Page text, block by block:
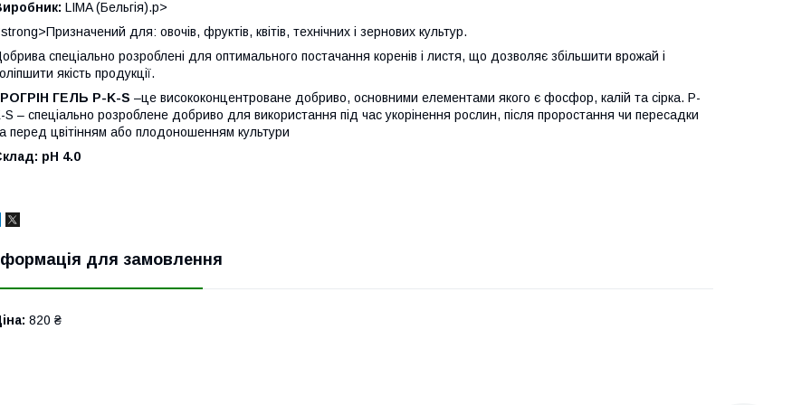
LIMA (Бельгія).p>
для: овочів, фруктів, квітів, технічних і зернових культур.
спеціально розроблені для оптимального постачання коренів і листя, що дозволяє збільшити врожай і
якість продукції.
ГЕЛЬ P-K-S –це висококонцентроване добриво, основними елементами якого є фосфор, калій та сірка. P-
S – спеціально розроблене добриво для використання під час укорінення рослин, після проростання чи пересадки
перед цвітінням або плодоношенням культури
pH 4.0
для замовлення
820 ₴